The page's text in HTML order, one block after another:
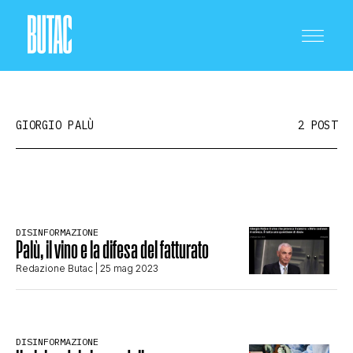
SCIENZA E TECNOLOGIA
GIORGIO PALÙ 2 POST
DISINFORMAZIONE
Palù, il vino e la difesa del fatturato
Redazione Butac | 25 mag 2023
DISINFORMAZIONE